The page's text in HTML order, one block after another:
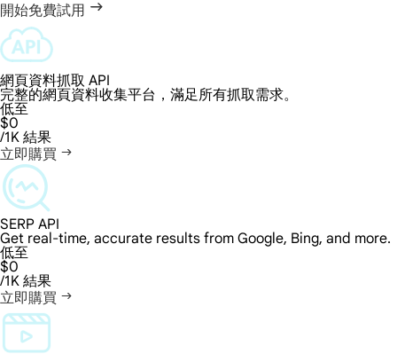
開始免費試用
網頁資料抓取 API
完整的網頁資料收集平台，滿足所有抓取需求。
低至
$0
/1K 結果
立即購買
SERP API
Get real-time, accurate results from Google, Bing, and more.
低至
$0
/1K 結果
立即購買